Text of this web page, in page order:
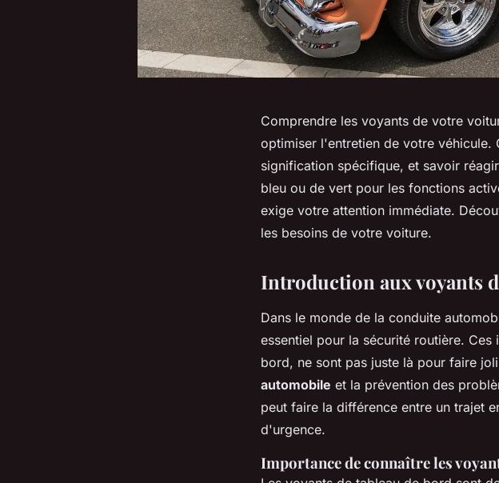
Comprendre les voyants de votre
optimiser l'entretien de votre véhicule.
signification spécifique, et savoir
bleu ou de vert pour les fonctions
exige votre attention immédiate.
les besoins de votre voiture.
Introduction aux voyants
Dans le monde de la conduite
essentiel pour la sécurité routière.
bord, ne sont pas juste là pour faire
automobile et la prévention des
peut faire la différence entre un trajet
d'urgence.
Importance de connaître les